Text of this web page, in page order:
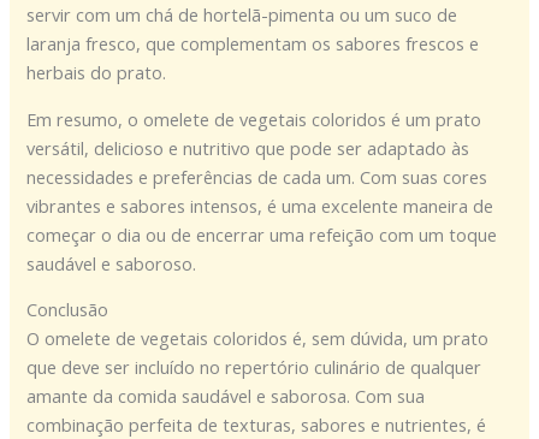
servir com um chá de hortelã-pimenta ou um suco de
laranja fresco, que complementam os sabores frescos e
herbais do prato.
Em resumo, o omelete de vegetais coloridos é um prato
versátil, delicioso e nutritivo que pode ser adaptado às
necessidades e preferências de cada um. Com suas cores
vibrantes e sabores intensos, é uma excelente maneira de
começar o dia ou de encerrar uma refeição com um toque
saudável e saboroso.
Conclusão
O omelete de vegetais coloridos é, sem dúvida, um prato
que deve ser incluído no repertório culinário de qualquer
amante da comida saudável e saborosa. Com sua
combinação perfeita de texturas, sabores e nutrientes, é